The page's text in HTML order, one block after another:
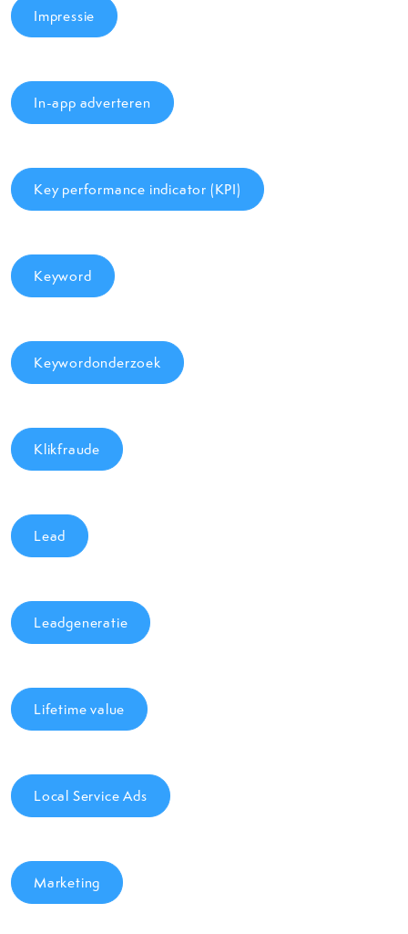
Impressie
In-app adverteren
Key performance indicator (KPI)
Keyword
Keywordonderzoek
Klikfraude
Lead
Leadgeneratie
Lifetime value
Local Service Ads
Marketing